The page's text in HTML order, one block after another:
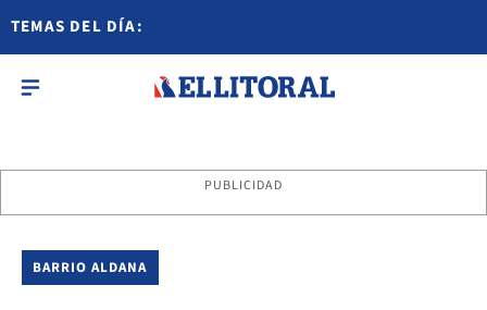
TEMAS DEL DÍA:
PUBLICIDAD
BARRIO ALDANA